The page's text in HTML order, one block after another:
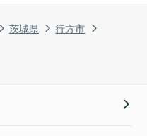
茨城県
行方市